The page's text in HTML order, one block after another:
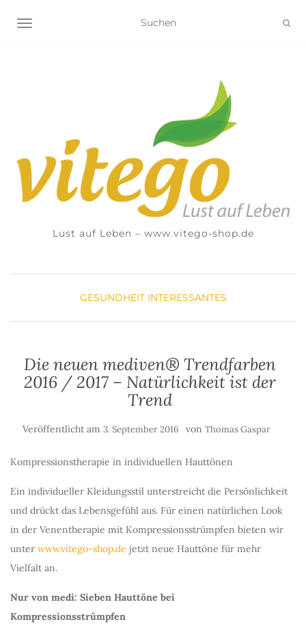
NAVIGATION UMSCHALTEN
Lust auf Leben – www.vitego-shop.de
GESUNDHEIT INTERESSANTES
Die neuen mediven® Trendfarben
2016 / 2017 – Natürlichkeit ist der
Trend
Veröffentlicht am 3. September 2016 von Thomas Gaspar
Kompressionstherapie in individuellen Hauttönen
Ein individueller Kleidungsstil unterstreicht die Persönlichkeit
und drückt das Lebensgefühl aus. Für einen natürlichen Look
in der Venentherapie mit Kompressionsstrümpfen bieten wir
unter www.vitego-shop.de jetzt neue Hauttöne für mehr
Vielfalt an.
Nur von medi: Sieben Hauttöne bei
Kompressionsstrümpfen